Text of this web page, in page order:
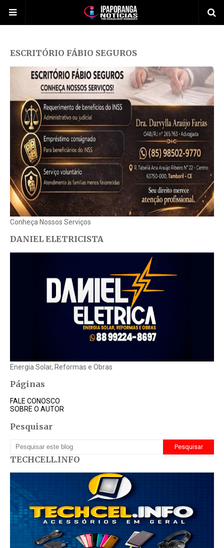
ESCRITÓRIO FÁBIO SEGUROS
Conheça Nossos Serviços
DANIEL ELETRICISTA
Energia Solar, Reformas e Obras
Páginas
FALE CONOSCO
SOBRE O AUTOR
Pesquisar
TECHCELL.INFO